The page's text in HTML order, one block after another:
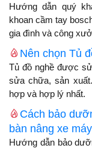
Hướng dẫn quý
khoan cầm tay
gia đình và công
Nên chọn Tủ
Tủ đồ nghề được
sửa chữa, sản
hợp và hợp lý nhất.
Cách bảo
bàn nâng xe máy
Hướng dẫn bảo